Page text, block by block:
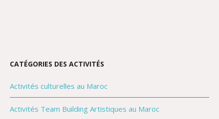
CATÉGORIES DES ACTIVITÉS
Activités culturelles au Maroc
Activités Team Building Artistiques au Maroc